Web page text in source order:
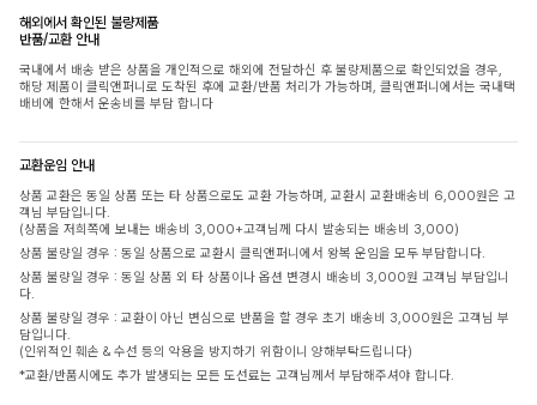
해외에서 확인된 불량제품
반품/교환 안내
국내에서 배송 받은 상품을 개인적으로 해외에 전달하신 후 불량제품으로 확인되었을 경우,
해당 제품이 클릭앤퍼니로 도착된 후에 교환/반품 처리가 가능하며, 클릭앤퍼니에서는 국내택
배비에 한해서 운송비를 부담 합니다
교환운임 안내
상품 교환은 동일 상품 또는 타 상품으로도 교환 가능하며, 교환시 교환배송비 6,000원은 고
객님 부담입니다.
(상품을 저희쪽에 보내는 배송비 3,000+고객님께 다시 발송되는 배송비 3,000)
상품 불량일 경우 : 동일 상품으로 교환시 클릭앤퍼니에서 왕복 운임을 모두 부담합니다.
상품 불량일 경우 : 동일 상품 외 타 상품이나 옵션 변경시 배송비 3,000원 고객님 부담입니
다.
상품 불량일 경우 : 교환이 아닌 변심으로 반품을 할 경우 초기 배송비 3,000원은 고객님 부
담입니다.
(인위적인 훼손 & 수선 등의 악용을 방지하기 위함이니 양해부탁드립니다)
*교환/반품시에도 추가 발생되는 모든 도선료는 고객님께서 부담해주셔야 합니다.